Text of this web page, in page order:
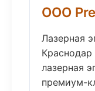
ООО
Лазерная
Краснодар
лазерная
премиум-